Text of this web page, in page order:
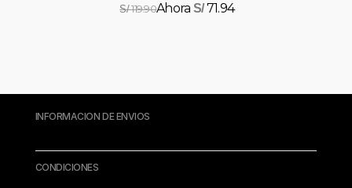
S/119.90 S/71.94
INFORMACION DE ENVIOS
CONDICIONES